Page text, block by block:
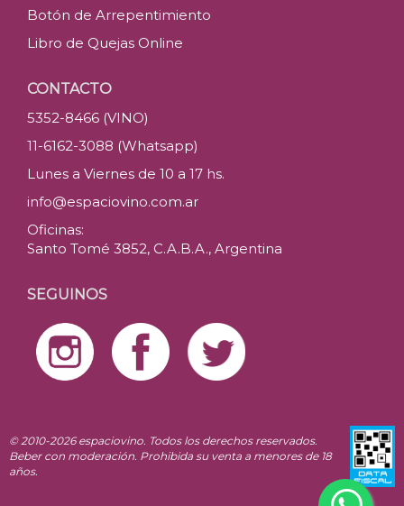
Botón de Arrepentimiento
Libro de Quejas Online
CONTACTO
5352-8466 (VINO)
11-6162-3088 (Whatsapp)
Lunes a Viernes de 10 a 17 hs.
info@espaciovino.com.ar
Oficinas:
Santo Tomé 3852, C.A.B.A., Argentina
SEGUINOS
© 2010-2026 espaciovino. Todos los derechos reservados.
Beber con moderación. Prohibida su venta a menores de 18
años.